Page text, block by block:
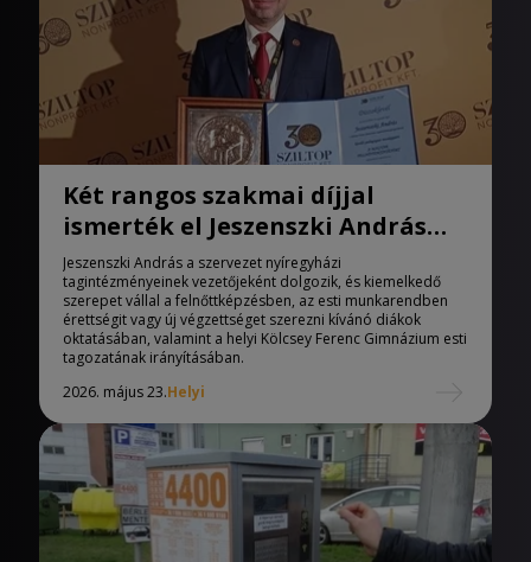
Két rangos szakmai díjjal
ismerték el Jeszenszki András
pedagógus munkáját
Jeszenszki András a szervezet nyíregyházi
tagintézményeinek vezetőjeként dolgozik, és kiemelkedő
szerepet vállal a felnőttképzésben, az esti munkarendben
érettségit vagy új végzettséget szerezni kívánó diákok
oktatásában, valamint a helyi Kölcsey Ferenc Gimnázium esti
tagozatának irányításában.
2026. május 23.Helyi